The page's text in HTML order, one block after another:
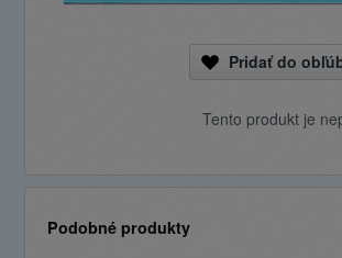
Pridať do
Tento produkt je
Podobné produkty